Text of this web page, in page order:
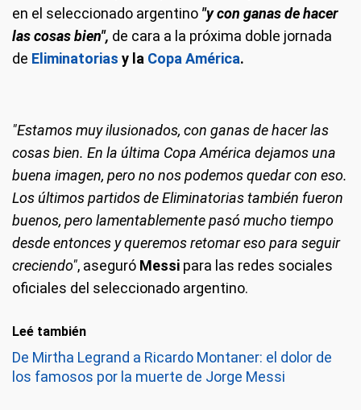
en el seleccionado argentino "y con ganas de hacer
las cosas bien", de cara a la próxima doble jornada
de Eliminatorias y la Copa América.
"Estamos muy ilusionados, con ganas de hacer las
cosas bien. En la última Copa América dejamos una
buena imagen, pero no nos podemos quedar con eso.
Los últimos partidos de Eliminatorias también fueron
buenos, pero lamentablemente pasó mucho tiempo
desde entonces y queremos retomar eso para seguir
creciendo", aseguró Messi para las redes sociales
oficiales del seleccionado argentino.
Leé también
De Mirtha Legrand a Ricardo Montaner: el dolor de
los famosos por la muerte de Jorge Messi